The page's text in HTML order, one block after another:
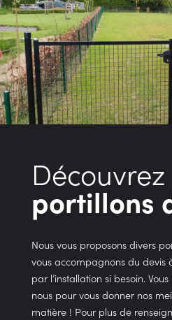
portillons
Nous vous proposons divers
vous accompagnons du devis
par l’installation si besoin.
nous pour vous donner nos
matière ! Pour plus de